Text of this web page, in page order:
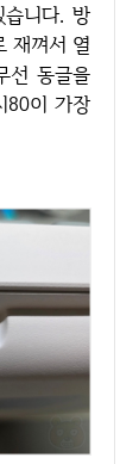
니다. 방
재껴서 열
선 동글을
80이 가장